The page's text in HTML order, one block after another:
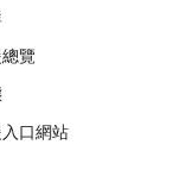
覽
口網站